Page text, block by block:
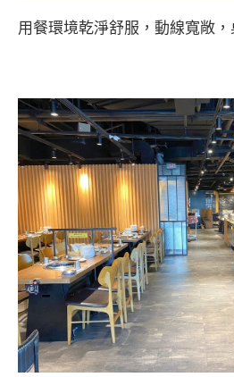
用餐環境乾淨舒服，動線寬敞